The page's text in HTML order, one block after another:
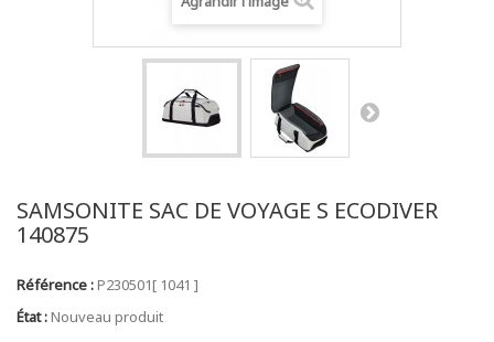
SAMSONITE SAC DE VOYAGE S ECODIVER
140875
Référence :P230501[ 1041 ]
État :Nouveau produit